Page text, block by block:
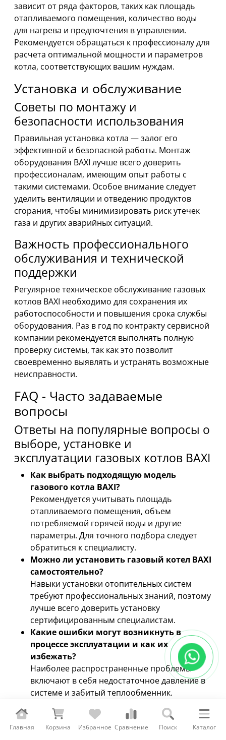
Главная Корзина Избранное Сравнение Поиск Каталог
зависит от ряда факторов, таких как площадь
отапливаемого помещения, количество воды
для нагрева и предпочтения в управлении.
Рекомендуется обращаться к профессионалу для
расчета оптимальной мощности и параметров
котла, соответствующих вашим нуждам.
Установка и обслуживание
Советы по монтажу и
безопасности использования
Правильная установка котла — залог его
эффективной и безопасной работы. Монтаж
оборудования BAXI лучше всего доверить
профессионалам, имеющим опыт работы с
такими системами. Особое внимание следует
уделить вентиляции и отведению продуктов
сгорания, чтобы минимизировать риск утечек
газа и других аварийных ситуаций.
Важность профессионального
обслуживания и технической
поддержки
Регулярное техническое обслуживание газовых
котлов BAXI необходимо для сохранения их
работоспособности и повышения срока службы
оборудования. Раз в год по контракту сервисной
компании рекомендуется выполнять полную
проверку системы, так как это позволит
своевременно выявлять и устранять возможные
неисправности.
FAQ - Часто задаваемые
вопросы
Ответы на популярные вопросы о
выборе, установке и
эксплуатации газовых котлов BAXI
Как выбрать подходящую модель
газового котла BAXI?
Рекомендуется учитывать площадь
отапливаемого помещения, объем
потребляемой горячей воды и другие
параметры. Для точного подбора следует
обратиться к специалисту.
Можно ли установить газовый котел BAXI
самостоятельно?
Навыки установки отопительных систем
требуют профессиональных знаний, поэтому
лучше всего доверить установку
сертифицированным специалистам.
Какие ошибки могут возникнуть в
процессе эксплуатации и как их
избежать?
Наиболее распространенные проблемы
включают в себя недостаточное давление в
системе и забитый теплообменник.
корректное использование оборудования.
Каковы гарантии на оборудование BAXI?